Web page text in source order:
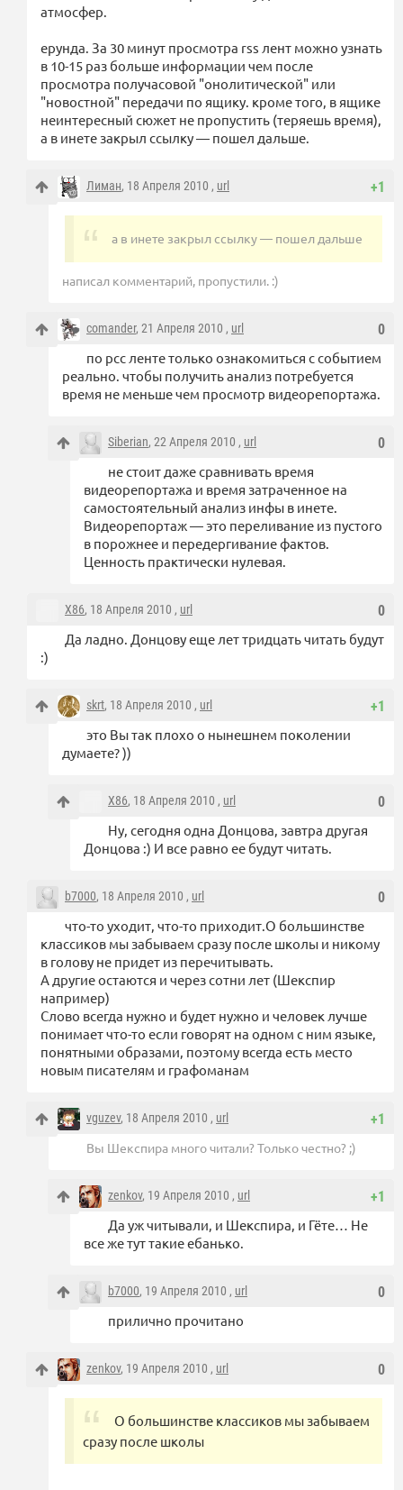
атмосфер.
ерунда. За 30 минут просмотра rss лент можно узнать
в 10-15 раз больше информации чем после
просмотра получасовой "онолитической" или
"новостной" передачи по ящику. кроме того, в ящике
неинтересный сюжет не пропустить (теряешь время),
а в инете закрыл ссылку — пошел дальше.
+1
Лиман, 18 Апреля 2010 , url
а в инете закрыл ссылку — пошел дальше
написал комментарий, пропустили. :)
0
comander, 21 Апреля 2010 , url
по рсс ленте только ознакомиться с событием
реально. чтобы получить анализ потребуется
время не меньше чем просмотр видеорепортажа.
0
Siberian, 22 Апреля 2010 , url
не стоит даже сравнивать время
видеорепортажа и время затраченное на
самостоятельный анализ инфы в инете.
Видеорепортаж — это переливание из пустого
в порожнее и передергивание фактов.
Ценность практически нулевая.
0
X86, 18 Апреля 2010 , url
Да ладно. Донцову еще лет тридцать читать будут
:)
+1
skrt, 18 Апреля 2010 , url
это Вы так плохо о нынешнем поколении
думаете? ))
0
X86, 18 Апреля 2010 , url
Ну, сегодня одна Донцова, завтра другая
Донцова :) И все равно ее будут читать.
0
b7000, 18 Апреля 2010 , url
что-то уходит, что-то приходит.О большинстве
классиков мы забываем сразу после школы и никому
в голову не придет из перечитывать.
А другие остаются и через сотни лет (Шекспир
например)
Слово всегда нужно и будет нужно и человек лучше
понимает что-то если говорят на одном с ним языке,
понятными образами, поэтому всегда есть место
новым писателям и графоманам
+1
vguzev, 18 Апреля 2010 , url
Вы Шекспира много читали? Только честно? ;)
+1
zenkov, 19 Апреля 2010 , url
Да уж читывали, и Шекспира, и Гёте… Не
все же тут такие ебанько.
0
b7000, 19 Апреля 2010 , url
прилично прочитано
0
zenkov, 19 Апреля 2010 , url
О большинстве классиков мы забываем
сразу после школы